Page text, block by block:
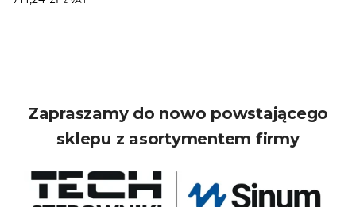
Zapraszamy do nowo powstającego
sklepu z asortymentem firmy